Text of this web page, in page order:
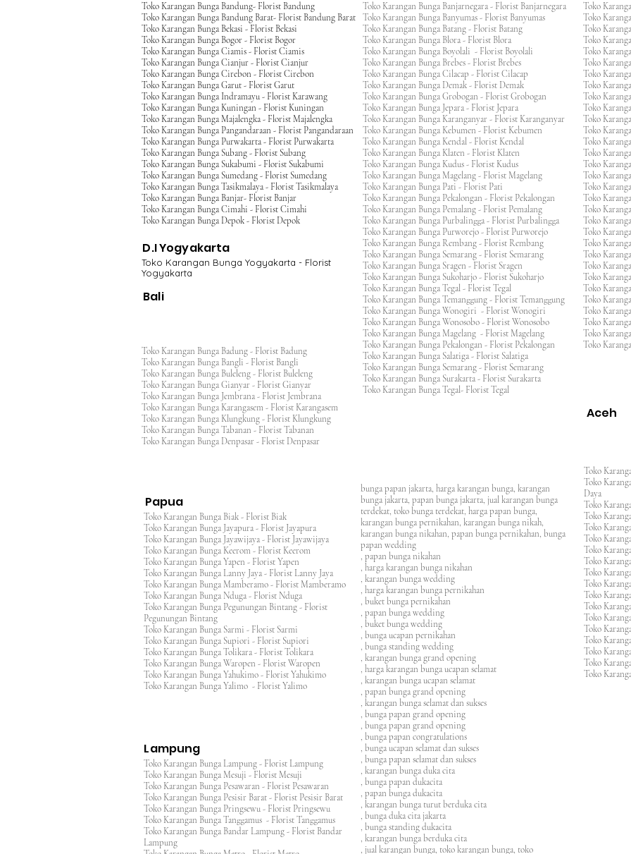
Toko Karangan Bunga Bandung- Florist Bandung
Toko Karangan Bunga Bandung Barat- Florist Bandung Barat
Toko Karangan Bunga Bekasi - Florist Bekasi
Toko Karangan Bunga Bogor - Florist Bogor
Toko Karangan Bunga Ciamis - Florist Ciamis
Toko Karangan Bunga Cianjur - Florist Cianjur
Toko Karangan Bunga Cirebon - Florist Cirebon
Toko Karangan Bunga Garut - Florist Garut
Toko Karangan Bunga Indramayu - Florist Karawang
Toko Karangan Bunga Kuningan - Florist Kuningan
Toko Karangan Bunga Majalengka - Florist Majalengka
Toko Karangan Bunga Pangandaraan - Florist Pangandaraan
Toko Karangan Bunga Purwakarta - Florist Purwakarta
Toko Karangan Bunga Subang - Florist Subang
Toko Karangan Bunga Sukabumi - Florist Sukabumi
Toko Karangan Bunga Sumedang - Florist Sumedang
Toko Karangan Bunga Tasikmalaya - Florist Tasikmalaya
Toko Karangan Bunga Banjar- Florist Banjar
Toko Karangan Bunga Cimahi - Florist Cimahi
Toko Karangan Bunga Depok - Florist Depok
D.I Yogyakarta
Toko Karangan Bunga Yogyakarta - Florist
Yogyakarta
Bali
Toko Karangan Bunga Badung - Florist Badung
Toko Karangan Bunga Bangli - Florist Bangli
Toko Karangan Bunga Buleleng - Florist Buleleng
Toko Karangan Bunga Gianyar - Florist Gianyar
Toko Karangan Bunga Jembrana - Florist Jembrana
Toko Karangan Bunga Karangasem - Florist Karangasem
Toko Karangan Bunga Klungkung - Florist Klungkung
Toko Karangan Bunga Tabanan - Florist Tabanan
Toko Karangan Bunga Denpasar - Florist Denpasar
Toko Karangan Bunga Banjarnegara - Florist Banjarnegara
Toko Karangan Bunga Banyumas - Florist Banyumas
Toko Karangan Bunga Batang - Florist Batang
Toko Karangan Bunga Blora - Florist Blora
Toko Karangan Bunga Boyolali - Florist Boyolali
Toko Karangan Bunga Brebes - Florist Brebes
Toko Karangan Bunga Cilacap - Florist Cilacap
Toko Karangan Bunga Demak - Florist Demak
Toko Karangan Bunga Grobogan - Florist Grobogan
Toko Karangan Bunga Jepara - Florist Jepara
Toko Karangan Bunga Karanganyar - Florist Karanganyar
Toko Karangan Bunga Kebumen - Florist Kebumen
Toko Karangan Bunga Kendal - Florist Kendal
Toko Karangan Bunga Klaten - Florist Klaten
Toko Karangan Bunga Kudus - Florist Kudus
Toko Karangan Bunga Magelang - Florist Magelang
Toko Karangan Bunga Pati - Florist Pati
Toko Karangan Bunga Pekalongan - Florist Pekalongan
Toko Karangan Bunga Pemalang - Florist Pemalang
Toko Karangan Bunga Purbalingga - Florist Purbalingga
Toko Karangan Bunga Purworejo - Florist Purworejo
Toko Karangan Bunga Rembang - Florist Rembang
Toko Karangan Bunga Semarang - Florist Semarang
Toko Karangan Bunga Sragen - Florist Sragen
Toko Karangan Bunga Sukoharjo - Florist Sukoharjo
Toko Karangan Bunga Tegal - Florist Tegal
Toko Karangan Bunga Temanggung - Florist Temanggung
Toko Karangan Bunga Wonogiri - Florist Wonogiri
Toko Karangan Bunga Wonosobo - Florist Wonosobo
Toko Karangan Bunga Magelang - Florist Magelang
Toko Karangan Bunga Pekalongan - Florist Pekalongan
Toko Karangan Bunga Salatiga - Florist Salatiga
Toko Karangan Bunga Semarang - Florist Semarang
Toko Karangan Bunga Surakarta - Florist Surakarta
Toko Karangan Bunga Tegal- Florist Tegal
Toko
Toko
Toko
Toko
Toko
Toko
Toko
Toko
Toko
Toko
Toko
Toko
Toko
Toko
Toko
Toko
Toko
Toko
Toko
Toko
Toko
Toko
Toko
Toko
Toko
Toko
Toko
Toko
Toko
Toko
Toko
Aceh
Lampung
Papua
Toko Karangan Bunga Biak - Florist Biak
Toko Karangan Bunga Jayapura - Florist Jayapura
Toko Karangan Bunga Jayawijaya - Florist Jayawijaya
Toko Karangan Bunga Keerom - Florist Keerom
Toko Karangan Bunga Yapen - Florist Yapen
Toko Karangan Bunga Lanny Jaya - Florist Lanny Jaya
Toko Karangan Bunga Mamberamo - Florist Mamberamo
Toko Karangan Bunga Nduga - Florist Nduga
Toko Karangan Bunga Pegunungan Bintang - Florist
Pegunungan Bintang
Toko Karangan Bunga Sarmi - Florist Sarmi
Toko Karangan Bunga Supiori - Florist Supiori
Toko Karangan Bunga Tolikara - Florist Tolikara
Toko Karangan Bunga Waropen - Florist Waropen
Toko Karangan Bunga Yahukimo - Florist Yahukimo
Toko Karangan Bunga Yalimo - Florist Yalimo
Toko Karangan Bunga Lampung - Florist Lampung
Toko Karangan Bunga Mesuji - Florist Mesuji
Toko Karangan Bunga Pesawaran - Florist Pesawaran
Toko Karangan Bunga Pesisir Barat - Florist Pesisir Barat
Toko Karangan Bunga Pringsewu - Florist Pringsewu
Toko Karangan Bunga Tanggamus - Florist Tanggamus
Toko Karangan Bunga Bandar Lampung - Florist Bandar
Lampung
bunga papan jakarta, harga karangan bunga, karangan
bunga jakarta, papan bunga jakarta, jual karangan bunga
terdekat, toko bunga terdekat, harga papan bunga,
karangan bunga pernikahan, karangan bunga nikah,
karangan bunga nikahan, papan bunga pernikahan, bunga
papan wedding
, papan bunga nikahan
, harga karangan bunga nikahan
, karangan bunga wedding
, harga karangan bunga pernikahan
, buket bunga pernikahan
, papan bunga wedding
, buket bunga wedding
, bunga ucapan pernikahan
, bunga standing wedding
, karangan bunga grand opening
, harga karangan bunga ucapan selamat
, karangan bunga ucapan selamat
, papan bunga grand opening
, karangan bunga selamat dan sukses
, bunga papan grand opening
, bunga papan grand opening
, bunga papan congratulations
, bunga ucapan selamat dan sukses
, bunga papan selamat dan sukses
, karangan bunga duka cita
, bunga papan dukacita
, papan bunga dukacita
, karangan bunga turut berduka cita
, bunga duka cita jakarta
, bunga standing dukacita
, karangan bunga berduka cita
, jual karangan bunga, toko karangan bunga, toko
Toko
Toko
Daya
Toko
Toko
Toko
Toko
Toko
Toko
Toko
Toko
Toko
Toko
Toko
Toko
Toko
Toko
Toko
Toko